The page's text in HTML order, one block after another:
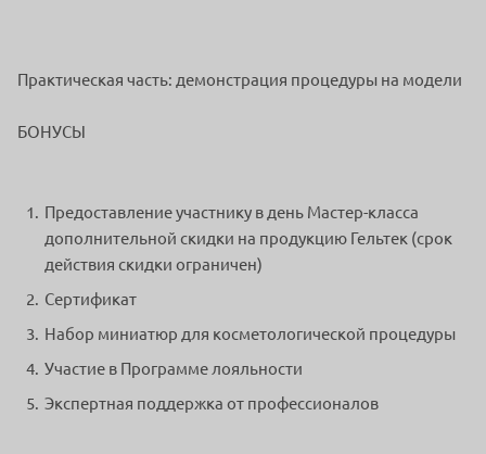
Практическая часть: демонстрация процедуры на модели
БОНУСЫ
Предоставление участнику в день Мастер-класса
дополнительной скидки на продукцию Гельтек (срок
действия скидки ограничен)
Сертификат
Набор миниатюр для косметологической процедуры
Участие в Программе лояльности
Экспертная поддержка от профессионалов